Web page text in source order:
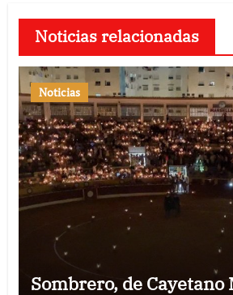
Noticias relacionadas
Noticias
Sombrero, de Cayetano